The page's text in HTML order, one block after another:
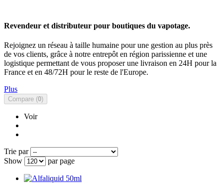
Revendeur et distributeur pour boutiques du vapotage.
Rejoignez un réseau à taille humaine pour une gestion au plus près
de vos clients, grâce à notre entrepôt en région parissienne et une
logistique permettant de vous proposer une livraison en 24H pour la
France et en 48/72H pour le reste de l'Europe.
Plus
Compare (0)
Voir
Trie par
Show
par page